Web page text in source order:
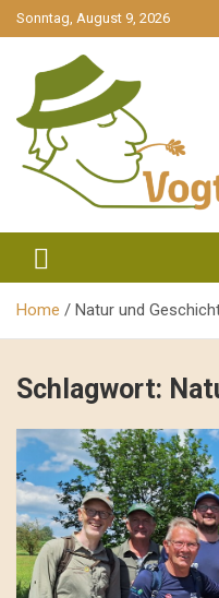
gehe
zum
Sonntag, August 9, 2026
Home Natur und
Schlagwort: